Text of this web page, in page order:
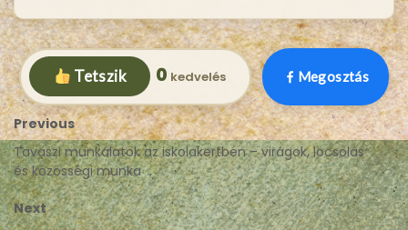
Tetszik 0 Megosztás
Previous
Tavaszi munkálatok az iskolakertben – virágok, locsolás
és közösségi munka
Next